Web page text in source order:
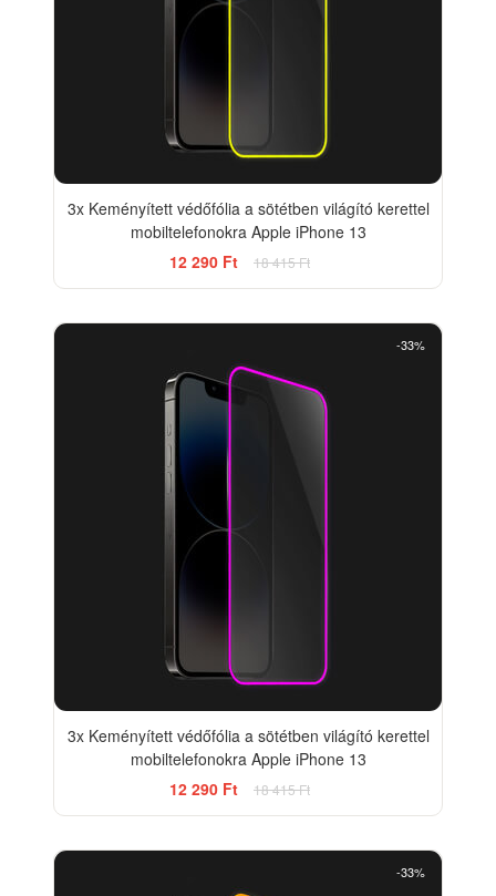
3x Keményített védőfólia a sötétben világító kerettel
mobiltelefonokra Apple iPhone 13
12 290 Ft
18 415 Ft
-33%
3x Keményített védőfólia a sötétben világító kerettel
mobiltelefonokra Apple iPhone 13
12 290 Ft
18 415 Ft
-33%